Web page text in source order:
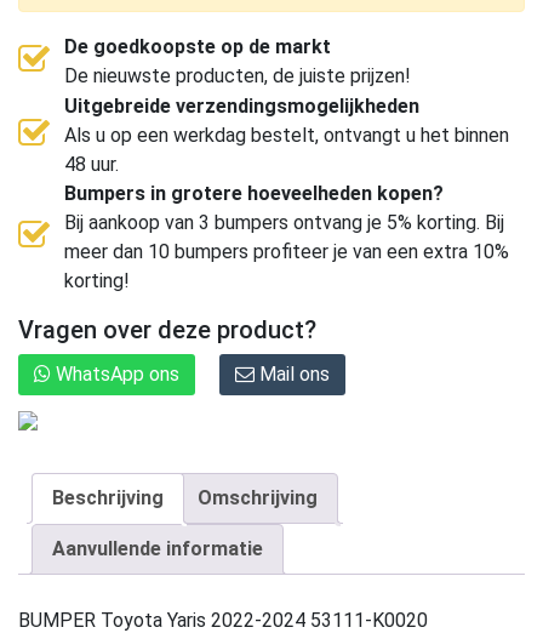
De goedkoopste op de markt
De nieuwste producten, de juiste prijzen!
Uitgebreide verzendingsmogelijkheden
Als u op een werkdag bestelt, ontvangt u het binnen
48 uur.
Bumpers in grotere hoeveelheden kopen?
Bij aankoop van 3 bumpers ontvang je 5% korting. Bij
meer dan 10 bumpers profiteer je van een extra 10%
korting!
Vragen over deze product?
WhatsApp ons Mail ons
Beschrijving Omschrijving
Aanvullende informatie
BUMPER Toyota Yaris 2022-2024 53111-K0020